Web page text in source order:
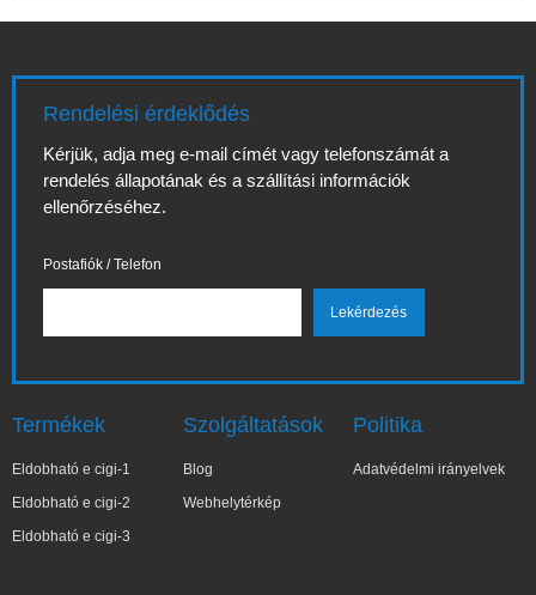
Rendelési érdeklődés
Kérjük, adja meg e-mail címét vagy telefonszámát a
rendelés állapotának és a szállítási információk
ellenőrzéséhez.
Postafiók / Telefon
Termékek
Eldobható e cigi-1
Eldobható e cigi-2
Eldobható e cigi-3
Szolgáltatások
Blog
Webhelytérkép
Politika
Adatvédelmi irányelvek